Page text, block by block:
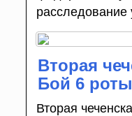
расследование
Вторая
Бой 6 роты
Вторая